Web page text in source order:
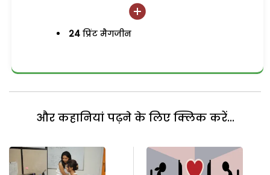
24 प्रिंट मैगजीन
और कहानियां पढ़ने के लिए क्लिक करें...